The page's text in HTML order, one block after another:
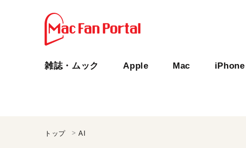
雑誌・ムック Apple Mac iPhone
トップ AI